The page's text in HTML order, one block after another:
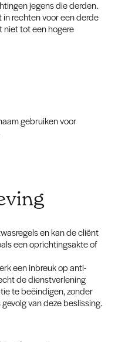
jegens die derden.
rechten voor een derde
niet tot een hogere
gebruiken voor
en kan de cliënt
een oprichtingsakte of
een inbreuk op anti-
de dienstverlening
te beëindigen, zonder
van deze beslissing.